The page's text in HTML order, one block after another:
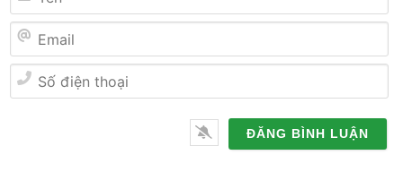
Tên
Email